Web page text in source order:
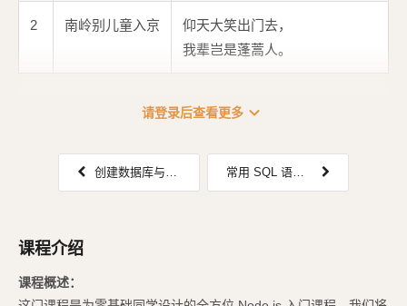
2 南岭别儿童入京
仰天大笑出门去，
我辈岂是蓬蒿人。
请登录后查看更多 expand_more
创建数据库与数据表 常用 SQL 语句之：查询篇
课程介绍
课程概述：